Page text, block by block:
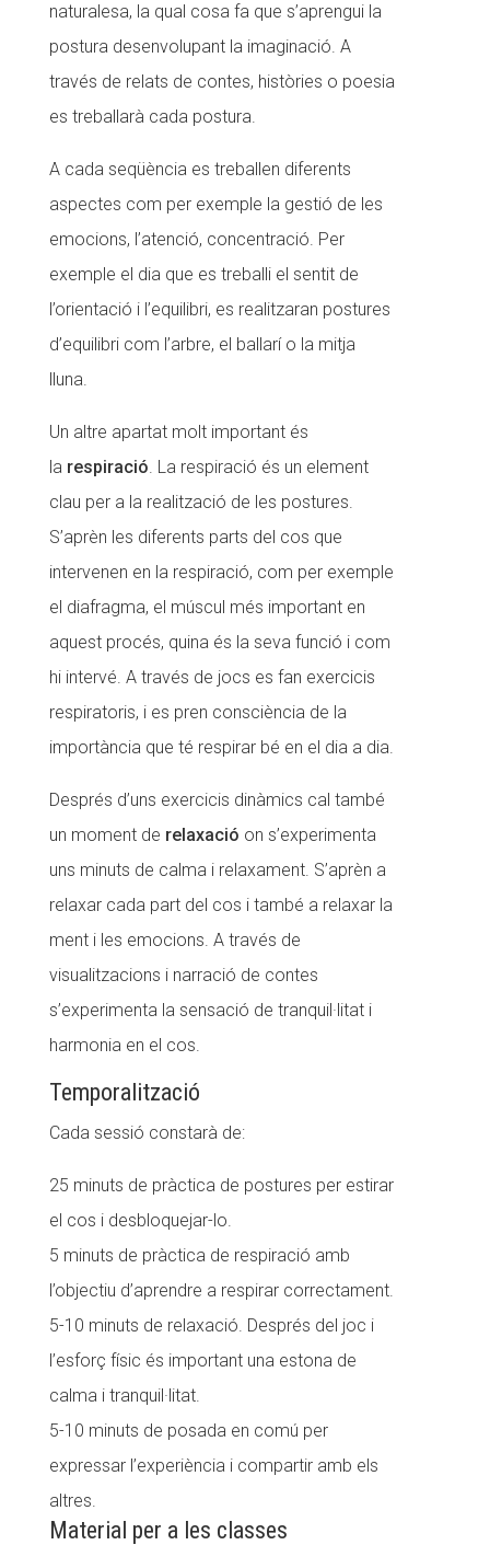
naturalesa, la qual cosa fa que s’aprengui la
postura desenvolupant la imaginació. A
través de relats de contes, històries o poesia
es treballarà cada postura.
A cada seqüència es treballen diferents
aspectes com per exemple la gestió de les
emocions, l’atenció, concentració. Per
exemple el dia que es treballi el sentit de
l’orientació i l’equilibri, es realitzaran postures
d’equilibri com l’arbre, el ballarí o la mitja
lluna.
Un altre apartat molt important és
la respiració. La respiració és un element
clau per a la realització de les postures.
S’aprèn les diferents parts del cos que
intervenen en la respiració, com per exemple
el diafragma, el múscul més important en
aquest procés, quina és la seva funció i com
hi intervé. A través de jocs es fan exercicis
respiratoris, i es pren consciència de la
importància que té respirar bé en el dia a dia.
Després d’uns exercicis dinàmics cal també
un moment de relaxació on s’experimenta
uns minuts de calma i relaxament. S’aprèn a
relaxar cada part del cos i també a relaxar la
ment i les emocions. A través de
visualitzacions i narració de contes
s’experimenta la sensació de tranquil·litat i
harmonia en el cos.
Temporalització
Cada sessió constarà de:
25 minuts de pràctica de postures per estirar
el cos i desbloquejar-lo.
5 minuts de pràctica de respiració amb
l’objectiu d’aprendre a respirar correctament.
5-10 minuts de relaxació. Després del joc i
l’esforç físic és important una estona de
calma i tranquil·litat.
5-10 minuts de posada en comú per
expressar l’experiència i compartir amb els
altres.
Material per a les classes